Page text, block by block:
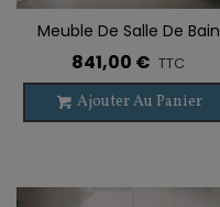
Meuble De Salle De Bain
Suspendu Double Vasque
VISION 2 Tiroirs
841,00 € TTC
Ajouter Au Panier